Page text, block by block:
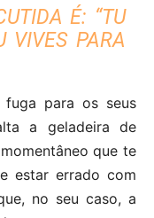
É: “TU
VIVES PARA
para os seus
a geladeira de
que te
estar errado com
no seu caso, a